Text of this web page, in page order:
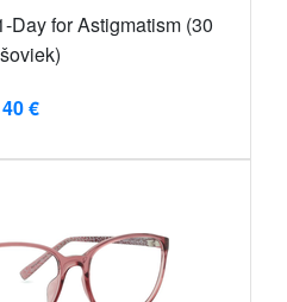
Day for Astigmatism (30
40 €